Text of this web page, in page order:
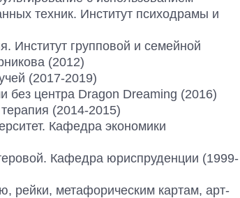
техник. Институт психодрамы и
Институт групповой и семейной
(2012)
(2017-2019)
без центра Dragon Dreaming (2016)
(2014-2015)
Кафедра экономики
Кафедра юриспруденции (1999-
рейки, метафорическим картам, арт-